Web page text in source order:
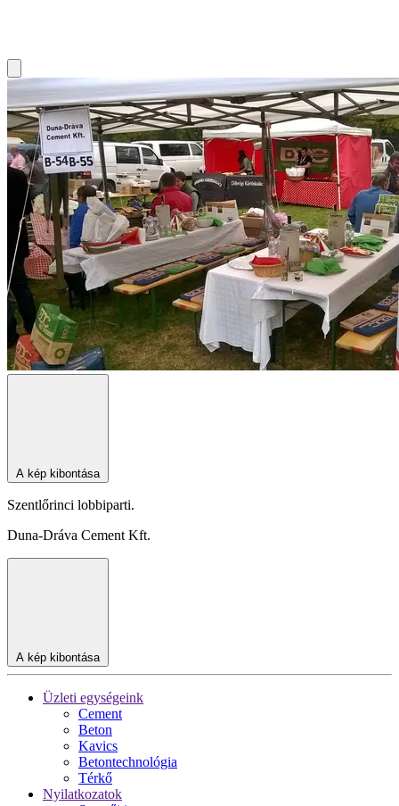
A kép kibontása
Szentlőrinci lobbiparti.
Duna-Dráva Cement Kft.
A kép kibontása
Üzleti egységeink
Cement
Beton
Kavics
Betontechnológia
Térkő
Nyilatkozatok